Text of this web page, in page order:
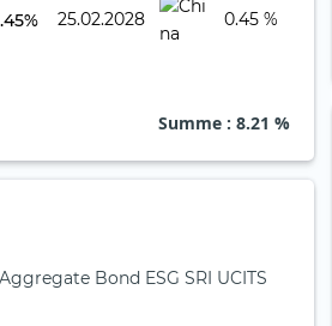
25.02.2028 0.45 %
Summe : 8.21 %
Bond ESG SRI UCITS